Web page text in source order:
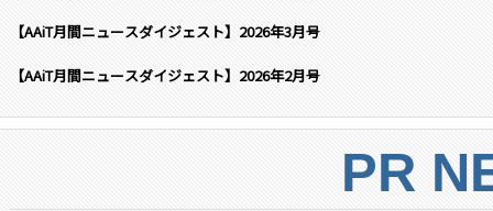
【AAiT月間ニュースダイジェスト】2026年3月号
【AAiT月間ニュースダイジェスト】2026年2月号
PR